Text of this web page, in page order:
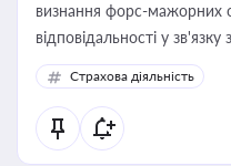
визнання форс-мажорних
відповідальності у зв'язку
Страхова діяльність